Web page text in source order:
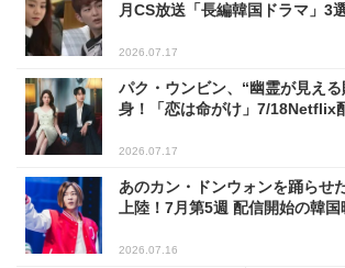
月CS放送「長編韓国ドラマ」3
2026.07.17
パク・ウンビン、“幽霊が見え
身！「恋は命がけ」7/18Netflix
2026.07.17
あのカン・ドンウォンを踊らせ
上陸！7月第5週 配信開始の韓
2026.07.16